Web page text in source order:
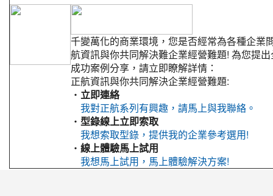
千變萬化的商業環境，您是否經常為各種企業
航資訊與你共同解決難企業經營難題! 為您提
成功案例分享，請立即瞭解詳情：
正航資訊與你共同解決企業經營難題:
‧ 立即連絡
我對正航系列有興趣，請馬上與我聯絡。
‧ 型錄線上立即索取
我想索取型錄，提供我的企業參考選用!
‧ 線上體驗馬上試用
我想馬上試用，馬上體驗解決方案!